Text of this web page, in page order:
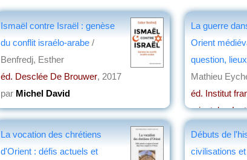
Ismaël contre Israël : genèse
du conflit israélo-arabe /
Benfredj, Esther
éd. Desclée De Brouwer, 2017
par Michel David
La guerre
Orient
question,
Mathieu
éd. Institut
orientale -
La vocation des chrétiens
d'Orient : défis actuels et
Débuts de
civilisations